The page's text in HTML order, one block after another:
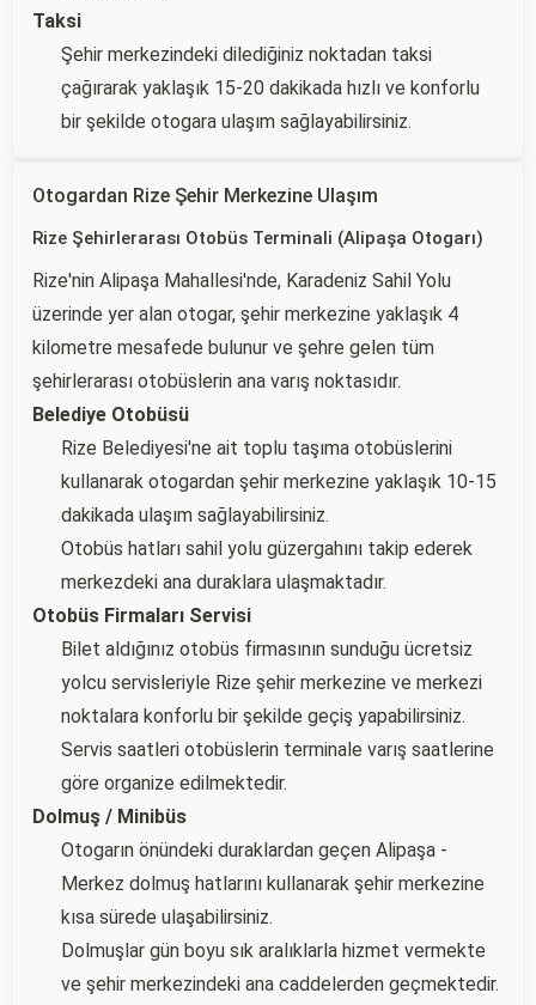
Taksi
Şehir merkezindeki dilediğiniz noktadan taksi
çağırarak yaklaşık 15-20 dakikada hızlı ve konforlu
bir şekilde otogara ulaşım sağlayabilirsiniz.
Otogardan Rize Şehir Merkezine Ulaşım
Rize Şehirlerarası Otobüs Terminali (Alipaşa Otogarı)
Rize'nin Alipaşa Mahallesi'nde, Karadeniz Sahil Yolu
üzerinde yer alan otogar, şehir merkezine yaklaşık 4
kilometre mesafede bulunur ve şehre gelen tüm
şehirlerarası otobüslerin ana varış noktasıdır.
Belediye Otobüsü
Rize Belediyesi'ne ait toplu taşıma otobüslerini
kullanarak otogardan şehir merkezine yaklaşık 10-15
dakikada ulaşım sağlayabilirsiniz.
Otobüs hatları sahil yolu güzergahını takip ederek
merkezdeki ana duraklara ulaşmaktadır.
Otobüs Firmaları Servisi
Bilet aldığınız otobüs firmasının sunduğu ücretsiz
yolcu servisleriyle Rize şehir merkezine ve merkezi
noktalara konforlu bir şekilde geçiş yapabilirsiniz.
Servis saatleri otobüslerin terminale varış saatlerine
göre organize edilmektedir.
Dolmuş / Minibüs
Otogarın önündeki duraklardan geçen Alipaşa -
Merkez dolmuş hatlarını kullanarak şehir merkezine
kısa sürede ulaşabilirsiniz.
Dolmuşlar gün boyu sık aralıklarla hizmet vermekte
ve şehir merkezindeki ana caddelerden geçmektedir.